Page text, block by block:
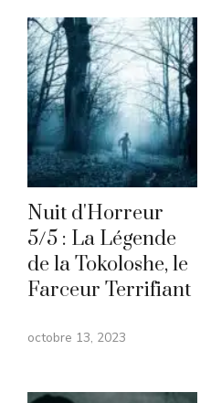
Nuit d'Horreur
5/5 : La Légende
de la Tokoloshe, le
Farceur Terrifiant
octobre 13, 2023